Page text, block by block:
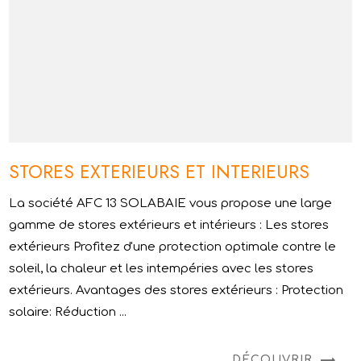
STORES EXTERIEURS ET INTERIEURS
La société AFC 13 SOLABAIE vous propose une large
gamme de stores extérieurs et intérieurs : Les stores
extérieurs Profitez d'une protection optimale contre le
soleil, la chaleur et les intempéries avec les stores
extérieurs. Avantages des stores extérieurs : Protection
solaire: Réduction ...